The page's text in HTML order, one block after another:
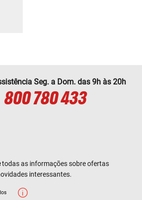
Seg. a Dom. das 9h às 20h
800 780 433
todas as informações sobre ofertas
interessantes.